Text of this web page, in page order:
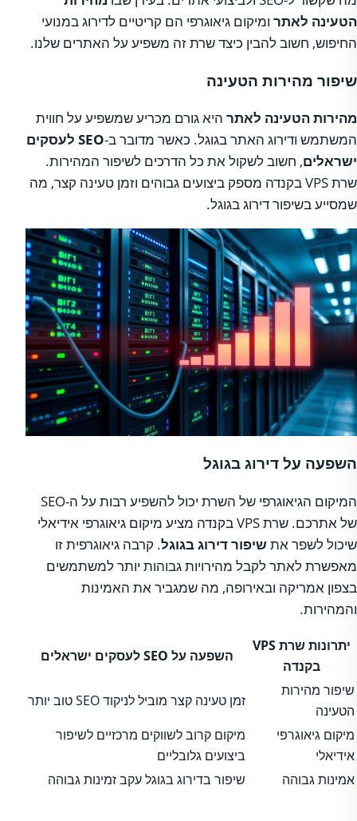
הטעינה לאתר ומיקום גיאוגרפי הם קריטיים לדירוג במנועי
החיפוש, חשוב להבין כיצד שרת זה משפיע על האתרים שלנו.
שיפור מהירות הטעינה
מהירות הטעינה לאתר היא גורם מכריע שמשפיע על חווית
המשתמש ודירוג האתר בגוגל. כאשר מדובר ב-
SEO לעסקים
ישראלים, חשוב לשקול את כל הדרכים לשיפור המהירות.
שרת VPS בקנדה מספק ביצועים גבוהים וזמן טעינה קצר, מה
שמסייע בשיפור דירוג בגוגל.
השפעה על דירוג בגוגל
המיקום הגיאוגרפי של השרת יכול להשפיע רבות על ה-SEO
של אתרכם. שרת VPS בקנדה מציע מיקום גיאוגרפי אידיאלי
שיכול לשפר את שיפור דירוג בגוגל. קרבה גיאוגרפית זו
מאפשרת לאתר לקבל מהירויות גבוהות יותר למשתמשים
בצפון אמריקה ובאירופה, מה שמגביר את האמינות
והמהירות.
יתרונות שרת VPS
בקנדה
השפעה על SEO לעסקים ישראלים
שיפור מהירות
הטעינה
זמן טעינה קצר מוביל לניקוד SEO טוב יותר
מיקום גיאוגרפי
אידיאלי
מיקום קרוב לשווקים מרכזיים לשיפור
ביצועים גלובליים
אמינות גבוהה
שיפור בדירוג בגוגל עקב זמינות גבוהה